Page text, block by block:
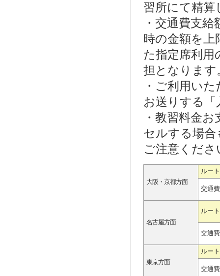
習所にて精算
・交通費支
時の金額を上
た指定席利用
担となります
・ご利用い
お送りする
・教習料金
セルする場
ご注意くださ
大阪・京都方面
ルート
交通
名古屋方面
ルート
交通
東京方面
ルート
交通